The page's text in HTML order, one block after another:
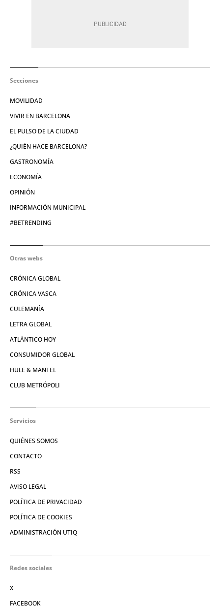
Secciones
MOVILIDAD
VIVIR EN BARCELONA
EL PULSO DE LA CIUDAD
¿QUIÉN HACE BARCELONA?
GASTRONOMÍA
ECONOMÍA
OPINIÓN
INFORMACIÓN MUNICIPAL
#BETRENDING
Otras webs
CRÓNICA GLOBAL
CRÓNICA VASCA
CULEMANÍA
LETRA GLOBAL
ATLÁNTICO HOY
CONSUMIDOR GLOBAL
HULE & MANTEL
CLUB METRÓPOLI
Servicios
QUIÉNES SOMOS
CONTACTO
RSS
AVISO LEGAL
POLÍTICA DE PRIVACIDAD
POLÍTICA DE COOKIES
ADMINISTRACIÓN UTIQ
Redes sociales
X
FACEBOOK